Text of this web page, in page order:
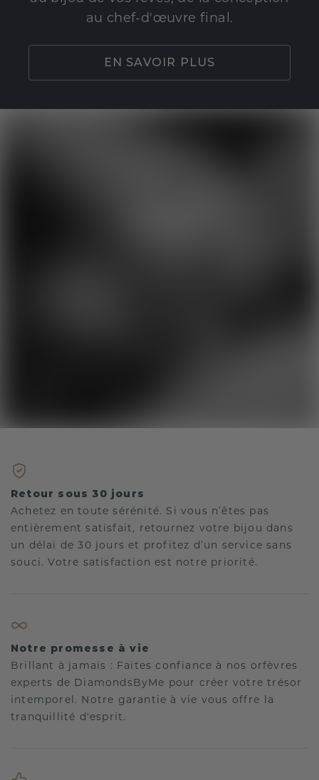
au chef-d'œuvre final.
EN SAVOIR PLUS
Retour sous 30 jours
Achetez en toute sérénité. Si vous n’êtes pas
entièrement satisfait, retournez votre bijou dans
un délai de 30 jours et profitez d’un service sans
souci. Votre satisfaction est notre priorité.
Notre promesse à vie
Brillant à jamais : Faites confiance à nos orfèvres
experts de DiamondsByMe pour créer votre trésor
intemporel. Notre garantie à vie vous offre la
tranquillité d'esprit.